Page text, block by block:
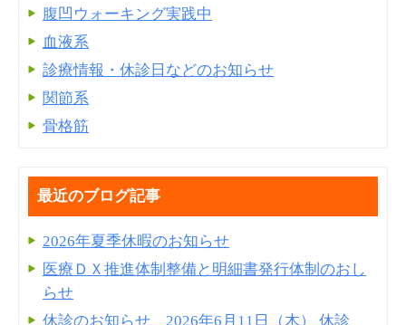
腹凹ウォーキング実践中
血液系
診療情報・休診日などのお知らせ
関節系
骨格筋
最近のブログ記事
2026年夏季休暇のお知らせ
医療ＤＸ推進体制整備と明細書発⾏体制のおし
らせ
休診のお知らせ 2026年6月11日（木） 休診